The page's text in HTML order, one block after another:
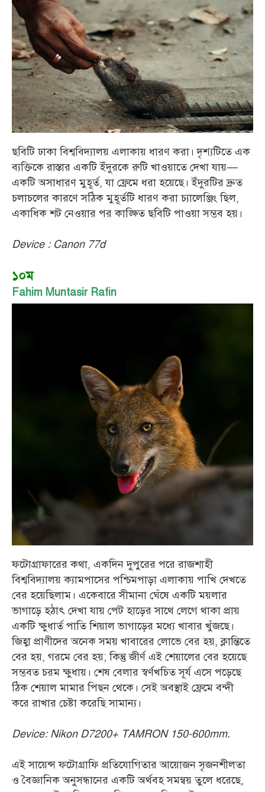
ছবিটি ঢাকা বিশ্ববিদ্যালয় এলাকায় ধারণ করা। দৃশ্যটিতে এক
ব্যক্তিকে রাস্তার একটি ইঁদুরকে রুটি খাওয়াতে দেখা যায়—
একটি অসাধারণ মুহূর্ত, যা ফ্রেমে ধরা হয়েছে। ইঁদুরটির দ্রুত
চলাচলের কারণে সঠিক মুহূর্তটি ধারণ করা চ্যালেঞ্জিং ছিল,
একাধিক শট নেওয়ার পর কাঙ্ক্ষিত ছবিটি পাওয়া সম্ভব হয়।
Device : Canon 77d
১০ম
Fahim Muntasir Rafin
ফটোগ্রাফারের কথা, একদিন দুপুরের পরে রাজশাহী
বিশ্ববিদ্যালয় ক্যামপাসের পশ্চিমপাড়া এলাকায় পাখি দেখতে
বের হয়েছিলাম। একেবারে সীমানা ঘেঁষে একটি ময়লার
ভাগাড়ে হঠাৎ দেখা যায় পেট হাড়ের সাথে লেগে থাকা প্রায়
একটি ক্ষুধার্ত পাতি শিয়াল ভাগাড়ের মধ্যে খাবার খুঁজছে।
জিহ্বা প্রাণীদের অনেক সময় খাবারের লোভে বের হয়, ক্লান্তিতে
বের হয়, গরমে বের হয়; কিন্তু জীর্ণ এই শেয়ালের বের হয়েছে
সম্ভবত চরম ক্ষুধায়। শেষ বেলার স্বর্ণখচিত সূর্য এসে পড়েছে
ঠিক শেয়াল মামার পিছন থেকে। সেই অবস্থাই ফ্রেমে বন্দী
করে রাখার চেষ্টা করেছি সামান্য।
Device: Nikon D7200+ TAMRON 150-600mm.
এই সায়েন্স ফটোগ্রাফি প্রতিযোগিতার আয়োজন সৃজনশীলতা
ও বৈজ্ঞানিক অনুসন্ধানের একটি অর্থবহ সমন্বয় তুলে ধরেছে,